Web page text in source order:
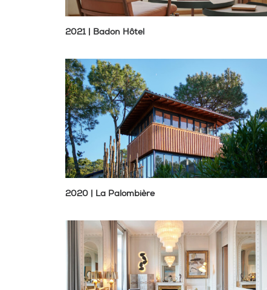
2021 | Badon Hôtel
2020 | La Palombière